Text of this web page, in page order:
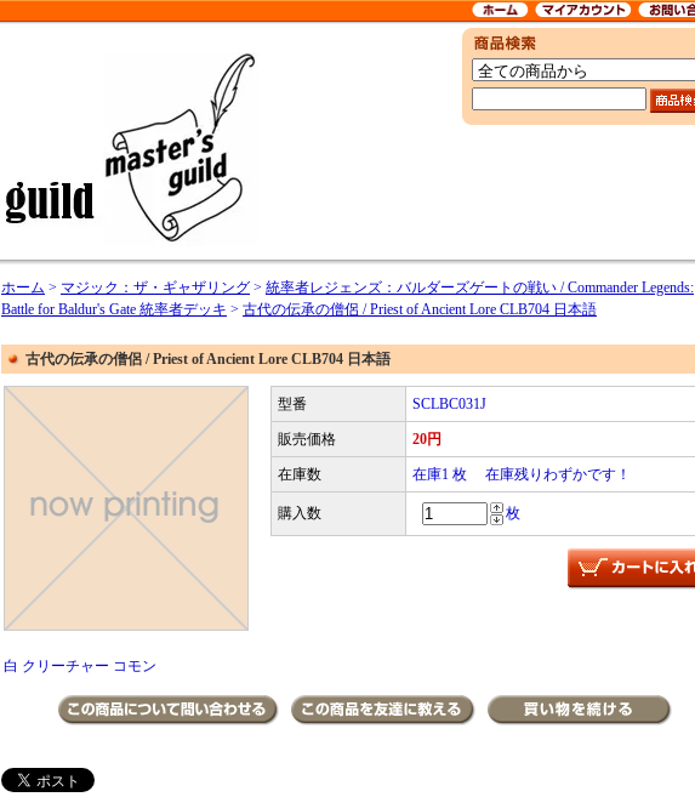
ホーム > マジック：ザ・ギャザリング > 統率者レジェンズ：バルダーズゲートの戦い / Commander Legends:
Battle for Baldur's Gate 統率者デッキ > 古代の伝承の僧侶 / Priest of Ancient Lore CLB704 日本語
古代の伝承の僧侶 / Priest of Ancient Lore CLB704 日本語
型番 SCLBC031J
販売価格 20円
在庫数 在庫1 枚 在庫残りわずかです！
購入数 枚
白 クリーチャー コモン